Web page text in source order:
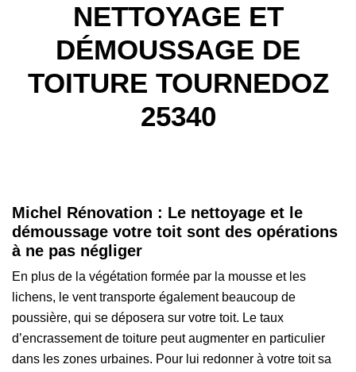
NETTOYAGE ET
DÉMOUSSAGE DE
TOITURE TOURNEDOZ
25340
Michel Rénovation : Le nettoyage et le
démoussage votre toit sont des opérations
à ne pas négliger
En plus de la végétation formée par la mousse et les
lichens, le vent transporte également beaucoup de
poussière, qui se déposera sur votre toit. Le taux
d’encrassement de toiture peut augmenter en particulier
dans les zones urbaines. Pour lui redonner à votre toit sa